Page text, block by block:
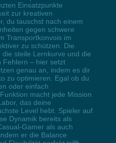
Einsatzpunkte
zur kreativen
du tauschst nach einem
gegen schwere
Transportkonvois im
zu schützen. Die
steile Lernkurve und die
Fehlern – hier setzt
genau an, indem es dir
zu optimieren. Egal ob du
oder einfach
macht jede Mission
das deine
Level hebt. Spieler auf
Dynamik bereits als
Gamer als auch
er die Balance